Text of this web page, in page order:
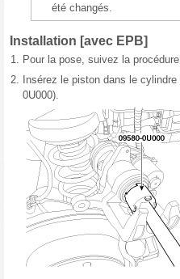
été changés.
Installation [avec EPB]
1. Pour la pose, suivez la
2.
Insérez le piston dans le
0U000).